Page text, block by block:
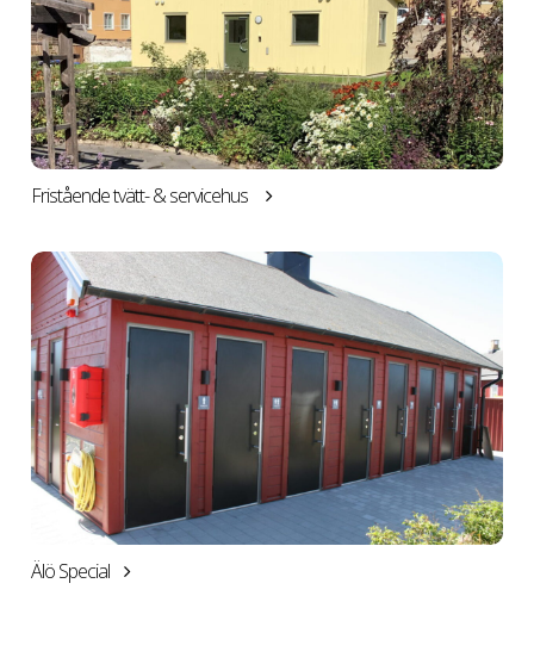
Fristående tvätt- & servicehus
Älö Special